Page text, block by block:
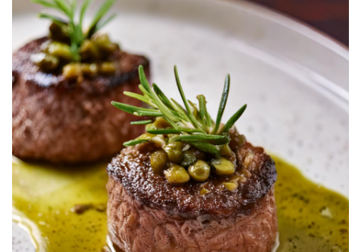
Saltali nel burro chiarificato, aggiungi la crema di
olive e decora con basilico. Un piatto semplice
ma elegante!
1 cucchiaio di burro
Scorza e succo di 1 lime
Sale e pepe q.b.
Procedimento:
Preparare la crema di olive: In un frullatore, unisci
le olive nere con un po` di brodo caldo e frulla fino
ad ottenere una crema liscia. Metti da parte.
Cuocere il risotto: In una casseruola, scalda l`olio
e soffriggi lo scalogno tritato fino a renderlo
trasparente. Aggiungi il riso e tostalo per un paio